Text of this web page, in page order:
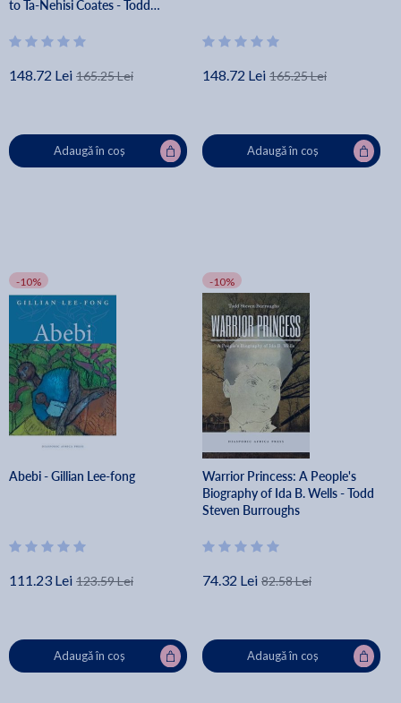
to Ta-Nehisi Coates - Todd
148.72 Lei 165.25 Lei
Adaugă în coș
148.72 Lei 165.25 Lei
Adaugă în coș
-10%
Abebi - Gillian Lee-fong
111.23 Lei 123.59 Lei
Adaugă în coș
-10%
Warrior Princess: A People's
Biography of Ida B. Wells - Todd
Steven Burroughs
74.32 Lei 82.58 Lei
Adaugă în coș